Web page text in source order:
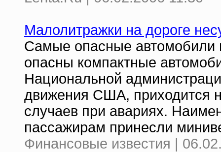
Малолитражки на дороге
Самые опасные автомобили
опасны компактные
Национальной
движения США, приходится
случаев при авариях.
пассажирам принесли
Финансовые известия |